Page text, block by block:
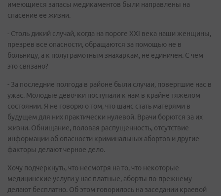
имеющиеся запасы медикаментов были направлены на
спасение ее жизни.
- Столь дикий случай, когда на пороге ХХI века наши женщины,
презрев все опасности, обращаются за помощью не в
больницу, а к полуграмотным знахаркам, не единичен. С чем
это связано?
- За последние полгода в районе были случаи, повергшие нас в
ужас. Молодые девочки поступали к нам в крайне тяжелом
состоянии. Я не говорю о том, что шанс стать матерями в
будущем для них практически нулевой. Врачи борются за их
жизни. Обнищание, половая распущенность, отсутствие
информации об опасности криминальных абортов и другие
факторы делают черное дело.
Хочу подчеркнуть, что несмотря на то, что некоторые
медицинские услуги у нас платные, аборты по-прежнему
делают бесплатно. Об этом говорилось на заседании краевой